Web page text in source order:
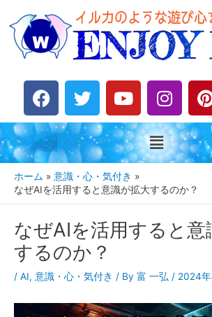
F
a
c
e
b
o
o
T
w
i
t
t
e
r
Y
o
u
t
u
b
e
I
n
s
t
a
r
m
i
t
t
ホーム
意識・心・気付き
なぜAIを活用すると意識が拡大するのか？
なぜAIを活用すると意
するのか？
/ AI, 意識・心・気付き / By 富 一弘 / 2024